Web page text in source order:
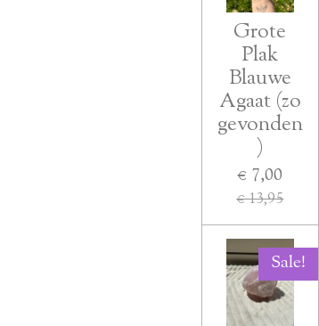
Grote
Plak
Blauwe
Agaat (zo
gevonden
)
€ 7,00
€ 13,95
Sale!